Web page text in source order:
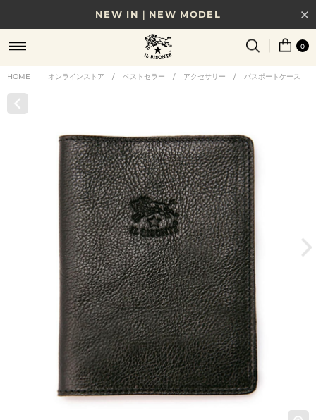
NEW IN｜NEW MODEL
8/17(月)10時まで｜税込11,000円以上で送料無料
贈る相手やシーンから選べる、新しいギフトガイド
0
HOME | オンラインストア / ベストセラー / アクセサリー / パスポートケース